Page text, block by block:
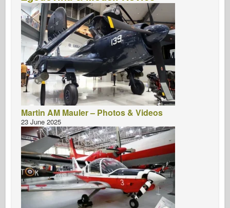
Martin AM Mauler – Photos & Videos
23 June 2025